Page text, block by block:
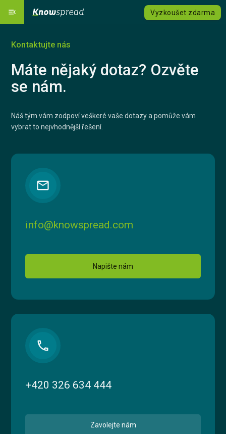
menu_open Vyzkoušet zdarma
local_grocery_store Katalog kurzů
language
Kontaktujte nás
English
Kontaktujte nás
Máte nějaký dotaz? Ozvěte
se nám.
Náš tým vám zodpoví veškeré vaše dotazy a pomůže vám
vybrat to nejvhodnější řešení.
email
info@knowspread.com
Napište nám
phone
+420 326 634 444
Zavolejte nám